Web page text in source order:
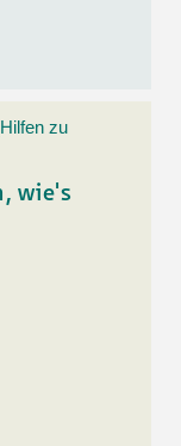
zu
wie's